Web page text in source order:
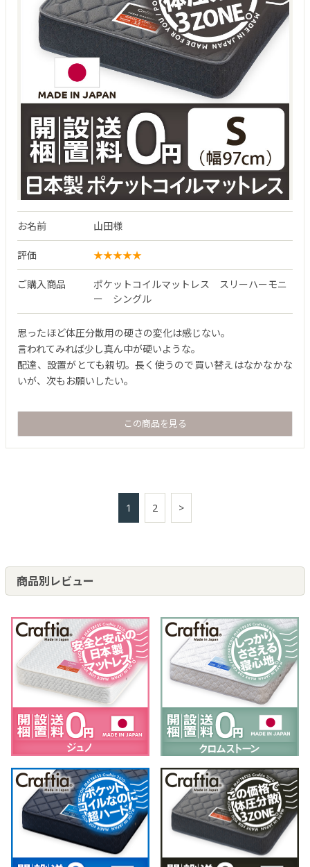
お名前 山田様
評価
ご購入商品
ポケットコイルマットレス スリーハーモニ
ー シングル
思ったほど体圧分散用の硬さの変化は感じない。
言われてみれば少し真ん中が硬いような。
配達、設置がとても親切。長く使うので買い替えはなかなかな
いが、次もお願いしたい。
この商品を見る
1 2 >
商品別レビュー